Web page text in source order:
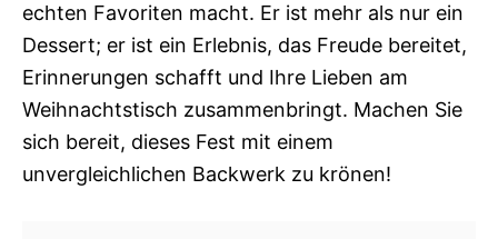
echten Favoriten macht. Er ist mehr als nur ein
Dessert; er ist ein Erlebnis, das Freude bereitet,
Erinnerungen schafft und Ihre Lieben am
Weihnachtstisch zusammenbringt. Machen Sie
sich bereit, dieses Fest mit einem
unvergleichlichen Backwerk zu krönen!